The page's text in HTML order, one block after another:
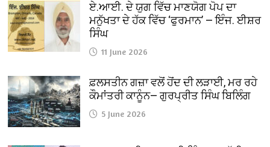
ਏ.ਆਈ. ਦੇ ਯੁਗ ਵਿੱਚ ਮਾਣਯੋਗ ਪੋਪ ਦਾ
ਮਨੁੱਖਤਾ ਦੇ ਹੱਕ ਵਿੱਚ ‘ਫੁਰਮਾਨ’ — ਇੰਜ. ਈਸ਼ਰ
ਸਿੰਘ
11 June 2026
ਫ਼ਲਸਤੀਨ ਗਜ਼ਾ ਵਲੋਂ ਹੋਂਦ ਦੀ ਲੜਾਈ, ਮਰ ਰਹੇ
ਕੌਮਾਂਤਰੀ ਕਾਨੂੰਨ— ਗੁਰਪ੍ਰੀਤ ਸਿੰਘ ਬਿਲਿੰਗ
5 June 2026